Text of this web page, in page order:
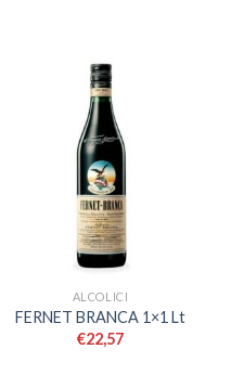
ALCOLICI
FERNET BRANCA 1×1 Lt
€22,57